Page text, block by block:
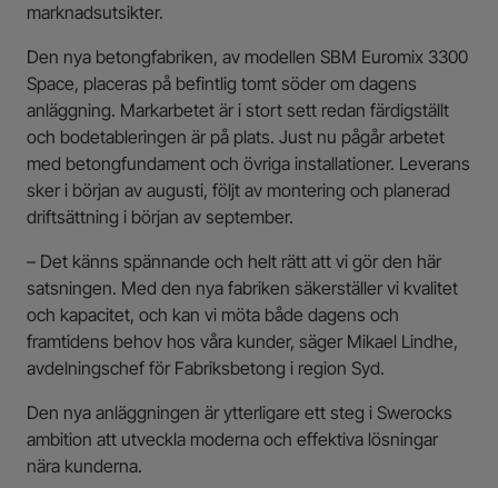
marknadsutsikter.
Den nya betongfabriken, av modellen SBM Euromix 3300
Space, placeras på befintlig tomt söder om dagens
anläggning. Markarbetet är i stort sett redan färdigställt
och bodetableringen är på plats. Just nu pågår arbetet
med betongfundament och övriga installationer. Leverans
sker i början av augusti, följt av montering och planerad
driftsättning i början av september.
– Det känns spännande och helt rätt att vi gör den här
satsningen. Med den nya fabriken säkerställer vi kvalitet
och kapacitet, och kan vi möta både dagens och
framtidens behov hos våra kunder, säger Mikael Lindhe,
avdelningschef för Fabriksbetong i region Syd.
Den nya anläggningen är ytterligare ett steg i Swerocks
ambition att utveckla moderna och effektiva lösningar
nära kunderna.